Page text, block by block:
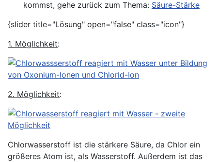
kommst, gehe zurück zum Thema: Säure-Stärke
{slider title="Lösung" open="false" class="icon"}
1. Möglichkeit:
2. Möglichkeit:
Chlorwasserstoff ist die stärkere Säure, da Chlor ein
größeres Atom ist, als Wasserstoff. Außerdem ist das